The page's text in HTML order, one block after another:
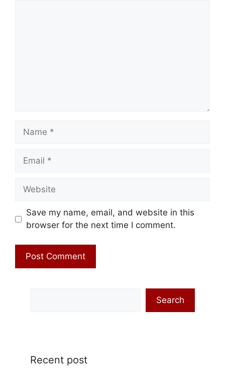
Name
Email
Website
Save my name, email, and website in this
browser for the next time I comment.
Search
Recent post